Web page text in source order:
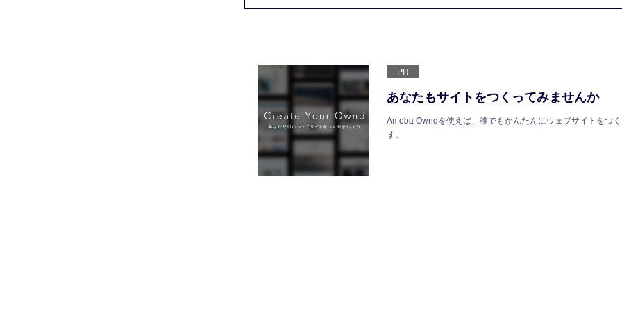
PR
あなたもサイトをつくってみませんか
Ameba Owndを使えば、誰でもかんたんにウェブサイトをつ
す。